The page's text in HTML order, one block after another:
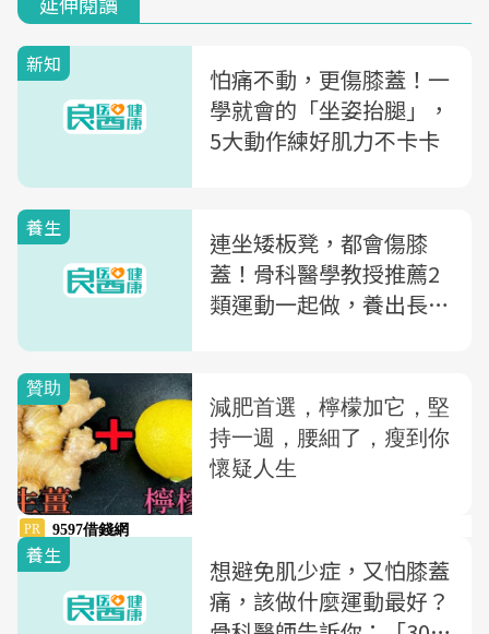
新知
怕痛不動，更傷膝蓋！一
學就會的「坐姿抬腿」，
5大動作練好肌力不卡卡
養生
連坐矮板凳，都會傷膝
蓋！骨科醫學教授推薦2
類運動一起做，養出長壽
養生
想避免肌少症，又怕膝蓋
痛，該做什麼運動最好？